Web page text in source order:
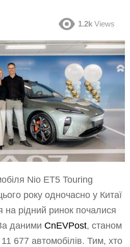
1.2k Views
Nio ET5 Touring
року одночасно у Китаї
на рідний ринок почалися
даними CnEVPost, станом
677 автомобілів. Тим, хто